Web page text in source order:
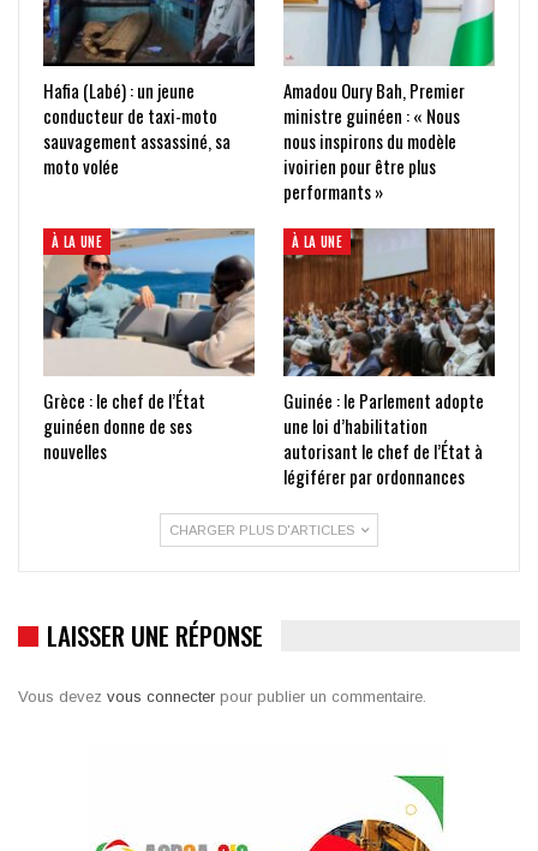
Hafia (Labé) : un jeune
conducteur de taxi-moto
sauvagement assassiné, sa
moto volée
Amadou Oury Bah, Premier
ministre guinéen : « Nous
nous inspirons du modèle
ivoirien pour être plus
performants »
À LA UNE
Grèce : le chef de l’État
guinéen donne de ses
nouvelles
À LA UNE
Guinée : le Parlement adopte
une loi d’habilitation
autorisant le chef de l’État à
légiférer par ordonnances
CHARGER PLUS D'ARTICLES
LAISSER UNE RÉPONSE
Vous devez vous connecter pour publier un commentaire.